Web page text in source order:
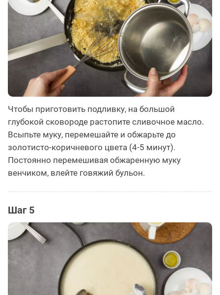
Чтобы приготовить подливку, на большой
глубокой сковороде растопите сливочное масло.
Всыпьте муку, перемешайте и обжарьте до
золотисто-коричневого цвета (4-5 минут).
Постоянно перемешивая обжаренную муку
венчиком, влейте говяжий бульон.
Шаг 5